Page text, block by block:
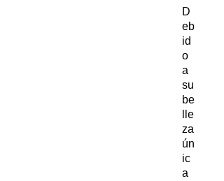
D
eb
id
o
a
su
be
lle
za
ún
ic
a